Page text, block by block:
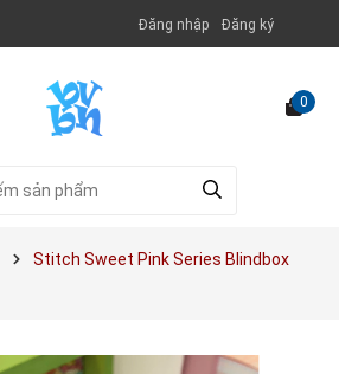
Đăng nhập Đăng ký
0
Stitch Sweet Pink Series Blindbox